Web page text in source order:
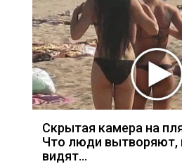
Скрытая камера на
Что люди вытворяют,
видят...